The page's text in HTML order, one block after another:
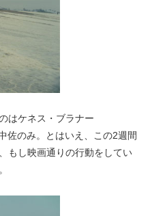
はケネス・ブラナー
佐のみ。とはいえ、この2週間
もし映画通りの行動をしてい